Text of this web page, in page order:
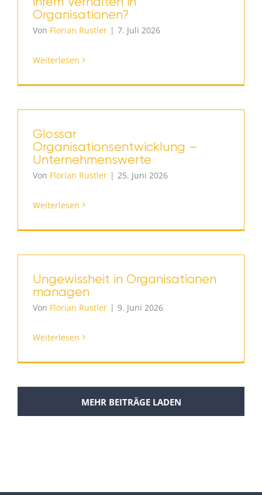
Organisationen?
Von Florian Rustler | 7. Juli 2026
Weiterlesen
Glossar
Organisationsentwicklung –
Unternehmenswerte
Von Florian Rustler | 25. Juni 2026
Weiterlesen
Ungewissheit in Organisationen
managen
Von Florian Rustler | 9. Juni 2026
Weiterlesen
MEHR BEITRÄGE LADEN